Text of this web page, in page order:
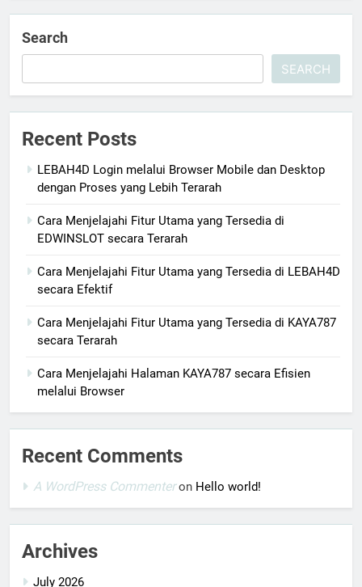
Search
SEARCH
Recent Posts
LEBAH4D Login melalui Browser Mobile dan Desktop
dengan Proses yang Lebih Terarah
Cara Menjelajahi Fitur Utama yang Tersedia di
EDWINSLOT secara Terarah
Cara Menjelajahi Fitur Utama yang Tersedia di LEBAH4D
secara Efektif
Cara Menjelajahi Fitur Utama yang Tersedia di KAYA787
secara Terarah
Cara Menjelajahi Halaman KAYA787 secara Efisien
melalui Browser
Recent Comments
A WordPress Commenteron Hello world!
Archives
July 2026